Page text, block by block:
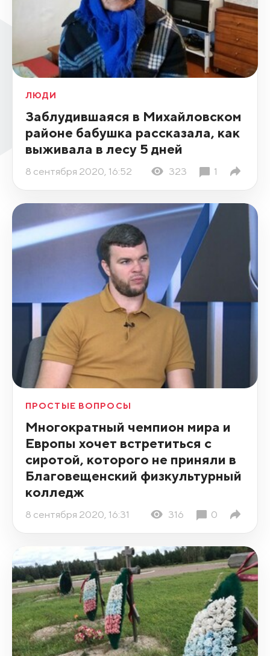
ЛЮДИ
Заблудившаяся в Михайловском
районе бабушка рассказала, как
выживала в лесу 5 дней
8 сентября 2020, 16:52 323 1
ПРОСТЫЕ ВОПРОСЫ
Многократный чемпион мира и
Европы хочет встретиться с
сиротой, которого не приняли в
Благовещенский физкультурный
колледж
8 сентября 2020, 16:31 316 0